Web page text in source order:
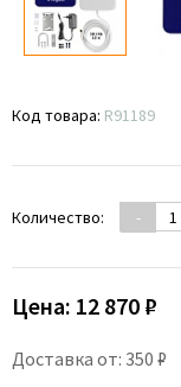
Код товара: R91189
Количество: -
Цена: 12 870 ₽
Доставка от: 350 ₽